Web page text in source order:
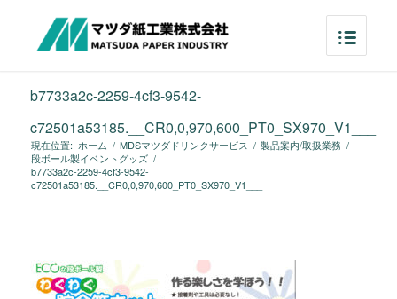
b7733a2c-2259-4cf3-9542-
c72501a53185.__CR0,0,970,600_PT0_SX970_V1___
現在位置: ホーム / MDSマツダドリンクサービス / 製品案内/取扱業務 /
段ボール製イベントグッズ /
b7733a2c-2259-4cf3-9542-
c72501a53185.__CR0,0,970,600_PT0_SX970_V1___